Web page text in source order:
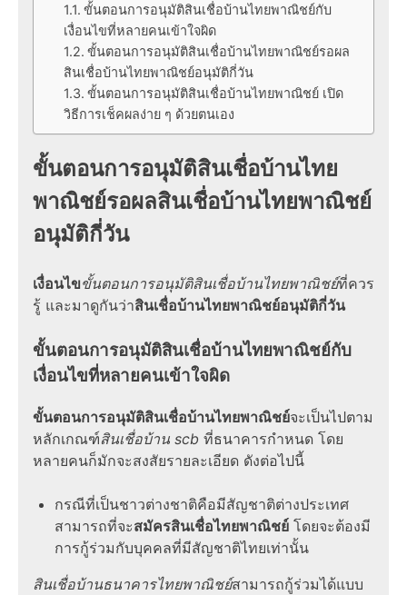
ขั้นตอนการอนุมัติสินเชื่อบ้านไทยพาณิชย์กับ
เงื่อนไขที่หลายคนเข้าใจผิด
ขั้นตอนการอนุมัติสินเชื่อบ้านไทยพาณิชย์รอผล
สินเชื่อบ้านไทยพาณิชย์อนุมัติกี่วัน
ขั้นตอนการอนุมัติสินเชื่อบ้านไทยพาณิชย์ เปิด
วิธีการเช็คผลง่าย ๆ ด้วยตนเอง
ขั้นตอนการอนุมัติสินเชื่อบ้านไทย
พาณิชย์รอผลสินเชื่อบ้านไทยพาณิชย์
อนุมัติกี่วัน
เงื่อนไขขั้นตอนการอนุมัติสินเชื่อบ้านไทยพาณิชย์ที่ควร
รู้ และมาดูกันว่าสินเชื่อบ้านไทยพาณิชย์อนุมัติกี่วัน
ขั้นตอนการอนุมัติสินเชื่อบ้านไทยพาณิชย์กับ
เงื่อนไขที่หลายคนเข้าใจผิด
ขั้นตอนการอนุมัติสินเชื่อบ้านไทยพาณิชย์จะเป็นไปตาม
หลักเกณฑ์สินเชื่อบ้าน scb ที่ธนาคารกำหนด โดย
หลายคนก็มักจะสงสัยรายละเอียด ดังต่อไปนี้
กรณีที่เป็นชาวต่างชาติคือมีสัญชาติต่างประเทศ
สามารถที่จะสมัครสินเชื่อไทยพาณิชย์ โดยจะต้องมี
การกู้ร่วมกับบุคคลที่มีสัญชาติไทยเท่านั้น
สินเชื่อบ้านธนาคารไทยพาณิชย์สามารถกู้ร่วมได้แบบ